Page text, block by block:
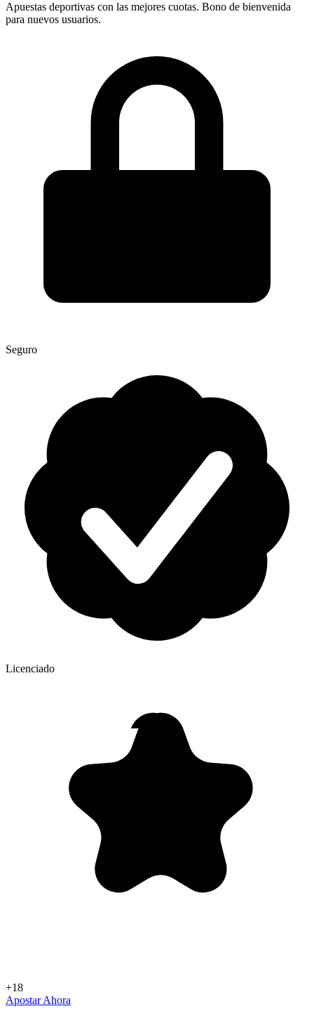
Apuestas deportivas con las mejores cuotas. Bono de bienvenida
para nuevos usuarios.
Seguro
Licenciado
+18
Apostar Ahora